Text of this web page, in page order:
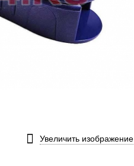
Увеличить изображение